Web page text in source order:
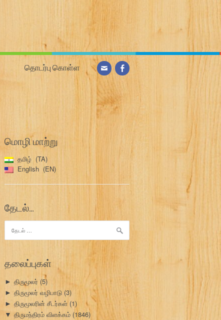
தொடர்பு கொள்ள
மொழி மாற்று
தமிழ்
TA
English
EN
தேடல்…
தேடு:
தலைப்புகள்
► திருமூலர் (5)
► திருமூலர் வழிபாடு (3)
► திருமூலரின் சீடர்கள் (1)
▼ திருமந்திரம் விளக்கம் (1846)